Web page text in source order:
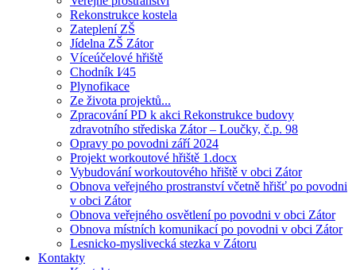
Rekonstrukce kostela
Zateplení ZŠ
Jídelna ZŠ Zátor
Víceúčelové hřiště
Chodník I⁄45
Plynofikace
Ze života projektů...
Zpracování PD k akci Rekonstrukce budovy
zdravotního střediska Zátor – Loučky, č.p. 98
Opravy po povodni září 2024
Projekt workoutové hřiště 1.docx
Vybudování workoutového hřiště v obci Zátor
Obnova veřejného prostranství včetně hřišť po povodni
v obci Zátor
Obnova veřejného osvětlení po povodni v obci Zátor
Obnova místních komunikací po povodni v obci Zátor
Lesnicko-myslivecká stezka v Zátoru
Kontakty